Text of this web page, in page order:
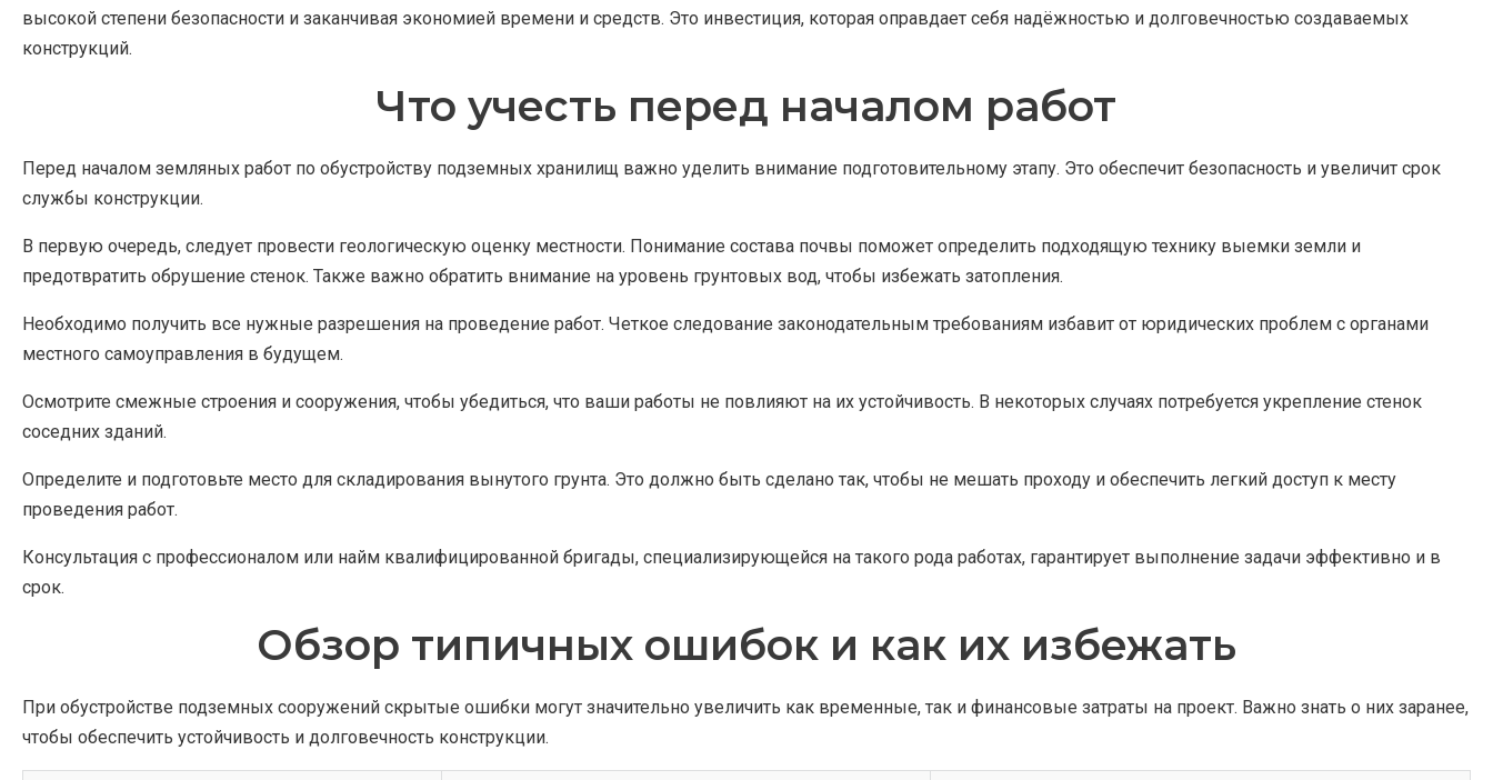
высокой степени безопасности и заканчивая экономией времени и средств. Это инвестиция, которая оправдает себя надёжностью и долговечностью создаваемых
конструкций.
Что учесть перед началом работ
Перед началом земляных работ по обустройству подземных хранилищ важно уделить внимание подготовительному этапу. Это обеспечит безопасность и увеличит срок
службы конструкции.
В первую очередь, следует провести геологическую оценку местности. Понимание состава почвы поможет определить подходящую технику выемки земли и
предотвратить обрушение стенок. Также важно обратить внимание на уровень грунтовых вод, чтобы избежать затопления.
Необходимо получить все нужные разрешения на проведение работ. Четкое следование законодательным требованиям избавит от юридических проблем с органами
местного самоуправления в будущем.
Осмотрите смежные строения и сооружения, чтобы убедиться, что ваши работы не повлияют на их устойчивость. В некоторых случаях потребуется укрепление стенок
соседних зданий.
Определите и подготовьте место для складирования вынутого грунта. Это должно быть сделано так, чтобы не мешать проходу и обеспечить легкий доступ к месту
проведения работ.
Консультация с профессионалом или найм квалифицированной бригады, специализирующейся на такого рода работах, гарантирует выполнение задачи эффективно и в
срок.
Обзор типичных ошибок и как их избежать
При обустройстве подземных сооружений скрытые ошибки могут значительно увеличить как временные, так и финансовые затраты на проект. Важно знать о них заранее,
чтобы обеспечить устойчивость и долговечность конструкции.